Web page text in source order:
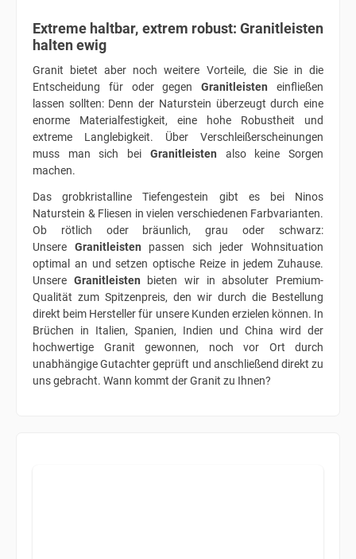
Extreme haltbar, extrem robust: Granitleisten
halten ewig
Granit bietet aber noch weitere Vorteile, die Sie in die
Entscheidung für oder gegenGranitleisteneinfließen
lassen sollten: Denn der Naturstein überzeugt durch eine
enorme Materialfestigkeit, eine hohe Robustheit und
extreme Langlebigkeit. Über Verschleißerscheinungen
muss man sich bei Granitleisten also keine Sorgen
machen.
Das grobkristalline Tiefengestein gibt es bei Ninos
Naturstein & Fliesen in vielen verschiedenen Farbvarianten.
Ob rötlich oder bräunlich, grau oder schwarz:
Unsere Granitleisten passen sich jeder Wohnsituation
optimal an und setzen optische Reize in jedem Zuhause.
Unsere Granitleisten bieten wir in absoluter Premium-
Qualität zum Spitzenpreis, den wir durch die Bestellung
direkt beim Hersteller für unsere Kunden erzielen können. In
Brüchen in Italien, Spanien, Indien und China wird der
hochwertige Granit gewonnen, noch vor Ort durch
unabhängige Gutachter geprüft und anschließend direkt zu
uns gebracht. Wann kommt der Granit zu Ihnen?